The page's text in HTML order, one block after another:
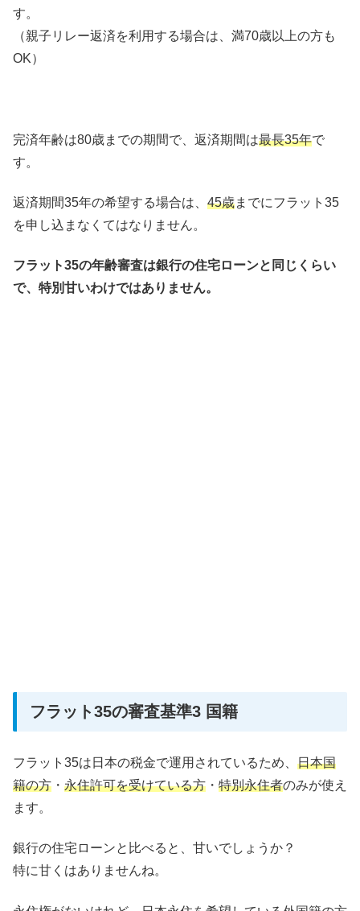
す。
（親子リレー返済を利用する場合は、満70歳以上の方も
OK）
完済年齢は80歳までの期間で、返済期間は最長35年で
す。
返済期間35年の希望する場合は、 45歳までにフラット35
を申し込まなくてはなりません。
フラット35の年齢審査は銀行の住宅ローンと同じくらい
で、特別甘いわけではありません。
フラット35の審査基準3 国籍
フラット35は日本の税金で運用されているため、 日本国
籍の方 ・ 永住許可を受けている方 ・ 特別永住者のみが使え
ます。
銀行の住宅ローンと比べると、甘いでしょうか？
特に甘くはありませんね。